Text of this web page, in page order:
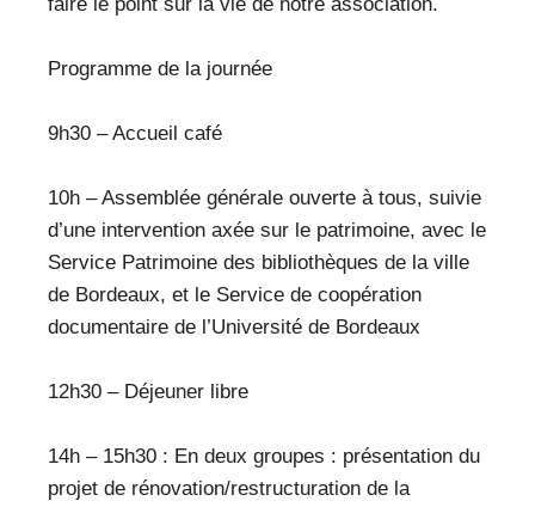
faire le point sur la vie de notre association.
Programme de la journée
9h30 – Accueil café
10h – Assemblée générale ouverte à tous, suivie
d’une intervention axée sur le patrimoine, avec le
Service Patrimoine des bibliothèques de la ville
de Bordeaux, et le Service de coopération
documentaire de l’Université de Bordeaux
12h30 – Déjeuner libre
14h – 15h30 : En deux groupes : présentation du
projet de rénovation/restructuration de la